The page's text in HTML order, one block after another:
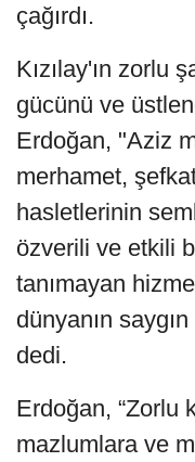
çağırdı.
Kızılay'ın zorlu
gücünü ve
Erdoğan, "Aziz
merhamet,
hasletlerinin
özverili ve etkili
tanımayan
dünyanın
dedi.
Erdoğan, “Zorlu
mazlumlara ve